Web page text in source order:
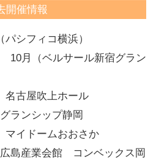
開催情報
シフィコ横浜）
ベルサール新宿グラン
古屋吹上ホール
シップ静岡
イドームおおさか
島産業会館 コンベックス岡